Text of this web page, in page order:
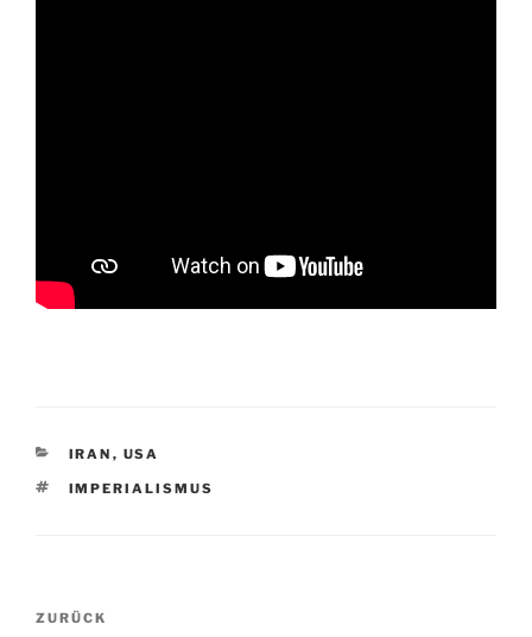
KATEGORIEN
IRAN , USA
SCHLAGWÖRTER
IMPERIALISMUS
Beitragsnavigation
Vorheriger
ZURÜCK